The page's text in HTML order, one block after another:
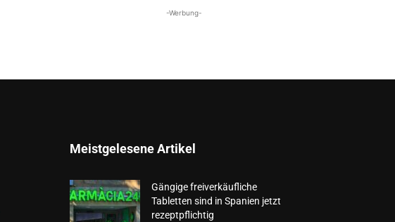
-Werbung-
Meistgelesene Artikel
Gängige freiverkäufliche
Tabletten sind in Spanien jetzt
rezeptpflichtig